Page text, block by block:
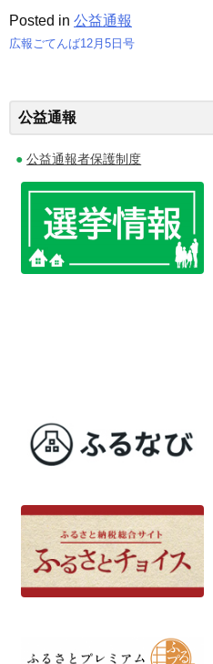
Posted in 公益通報
稿
ナ
ビ
シ
広報ごてんば12月5日号
公益通報
公益通報者保護制度